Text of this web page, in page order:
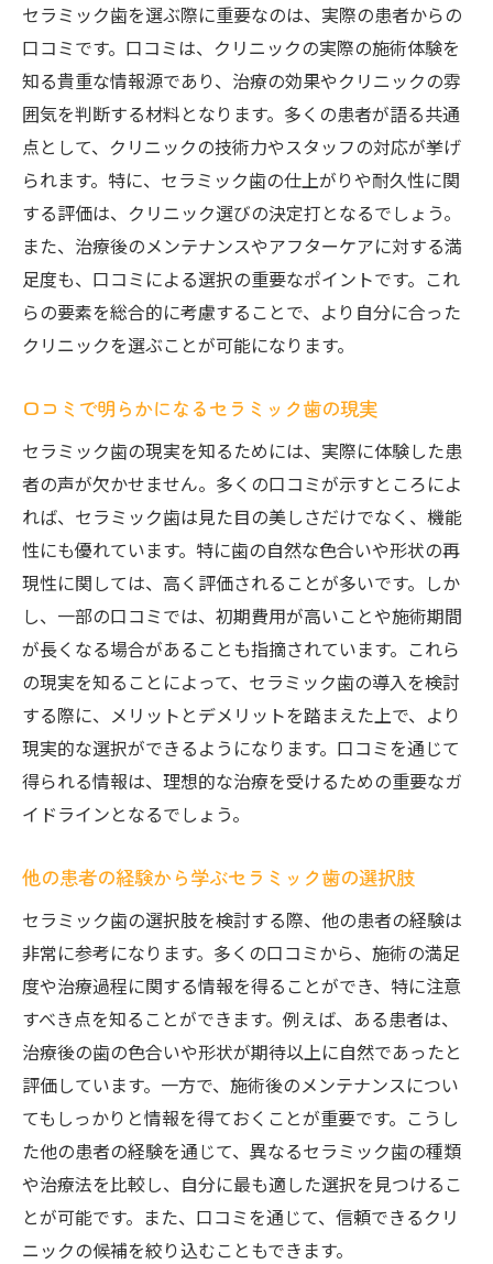
メリットとデメリット
セラミック歯の効果を口コミで確かめよう
治療後の変化を口コミでチェック
口コミが教えるセラミック歯の長所と短所
実際の効果を知るための口コミの活用方法
セラミック歯の持続性を口コミから判断す
る
患者の声から見えるセラミック歯の効果的
な活用法
口コミが示すセラミック歯の満足度とは
患者の口コミを通じて見えるセラミック歯の実
口コミで分かるセラミック歯の選び方のコ
ツ
患者の体験談から学ぶ理想のセラミック歯
セラミック歯選びで失敗しないための口コ
ミ活用法
口コミが教えるセラミック歯選びの注意点
他の患者の選択から得るセラミック歯の選
び方
口コミに基づくセラミック歯の最適な選び
方
口コミ情報
口コミが示すクリニックの選び方のポイン
ト
患者から見たクリニックの信頼性評価
口コミで選ぶセラミック歯治療のクリニッ
ク
クリニック選びにおける口コミの影響力
セラミック歯治療でのクリニック選びを口
コミでサポート
口コミから見るセラミック治療におけるク
リニックの違い
セラミック歯を選ぶ際に重要なのは、実際の患者からの
口コミです。口コミは、クリニックの実際の施術体験を
知る貴重な情報源であり、治療の効果やクリニックの雰
囲気を判断する材料となります。多くの患者が語る共通
点として、クリニックの技術力やスタッフの対応が挙げ
られます。特に、セラミック歯の仕上がりや耐久性に関
する評価は、クリニック選びの決定打となるでしょう。
また、治療後のメンテナンスやアフターケアに対する満
足度も、口コミによる選択の重要なポイントです。これ
らの要素を総合的に考慮することで、より自分に合った
クリニックを選ぶことが可能になります。
口コミで明らかになるセラミック歯の現実
セラミック歯の現実を知るためには、実際に体験した患
者の声が欠かせません。多くの口コミが示すところによ
れば、セラミック歯は見た目の美しさだけでなく、機能
性にも優れています。特に歯の自然な色合いや形状の再
現性に関しては、高く評価されることが多いです。しか
し、一部の口コミでは、初期費用が高いことや施術期間
が長くなる場合があることも指摘されています。これら
の現実を知ることによって、セラミック歯の導入を検討
する際に、メリットとデメリットを踏まえた上で、より
現実的な選択ができるようになります。口コミを通じて
得られる情報は、理想的な治療を受けるための重要なガ
イドラインとなるでしょう。
他の患者の経験から学ぶセラミック歯の選択肢
セラミック歯の選択肢を検討する際、他の患者の経験は
非常に参考になります。多くの口コミから、施術の満足
度や治療過程に関する情報を得ることができ、特に注意
すべき点を知ることができます。例えば、ある患者は、
治療後の歯の色合いや形状が期待以上に自然であったと
評価しています。一方で、施術後のメンテナンスについ
てもしっかりと情報を得ておくことが重要です。こうし
た他の患者の経験を通じて、異なるセラミック歯の種類
や治療法を比較し、自分に最も適した選択を見つけるこ
とが可能です。また、口コミを通じて、信頼できるクリ
ニックの候補を絞り込むこともできます。